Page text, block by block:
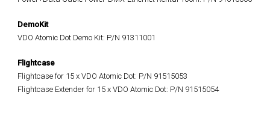
DemoKit
VDO Atomic Dot Demo Kit: P/N 91311001
Flightcase
Flightcase for 15 x VDO Atomic Dot: P/N 91515053
Flightcase Extender for 15 x VDO Atomic Dot: P/N 91515054